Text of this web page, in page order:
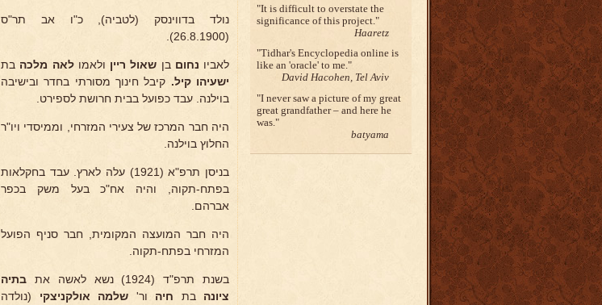
נולד בדווינסק (לטביה), כ"ו אב תר"ס
(26.8.1900).
לאביו נחום בן שאול ריין ולאמו לאה מלכה בת
ישעיהו קיל. קיבל חינוך מסורתי בחדר ובישיבה
בוילנה. עבד כפועל בבית חרושת לספירט.
היה חבר המרכז של צעירי המזרחי, וממיסדי ויו"ר
החלוץ בוילנה.
בניסן תרפ"א (1921) עלה לארץ. עבד בחקלאות
בפתח-תקוה, והיה אח"כ בעל משק בכפר
אברהם.
היה חבר המועצה המקומית, חבר סניף הפועל
המזרחי בפתח-תקוה.
בשנת תרפ"ד (1924) נשא לאשה את
בתיה
ציונה בת חיה ור' שלמה אולקניצקי (נולדה
It is difficult to overstate the
significance of this project.
Haaretz
Tidhar's Encyclopedia online is
like an 'oracle' to me.
David Hacohen, Tel Aviv
I never saw a picture of my great
great grandfather – and here he
was.
batyama